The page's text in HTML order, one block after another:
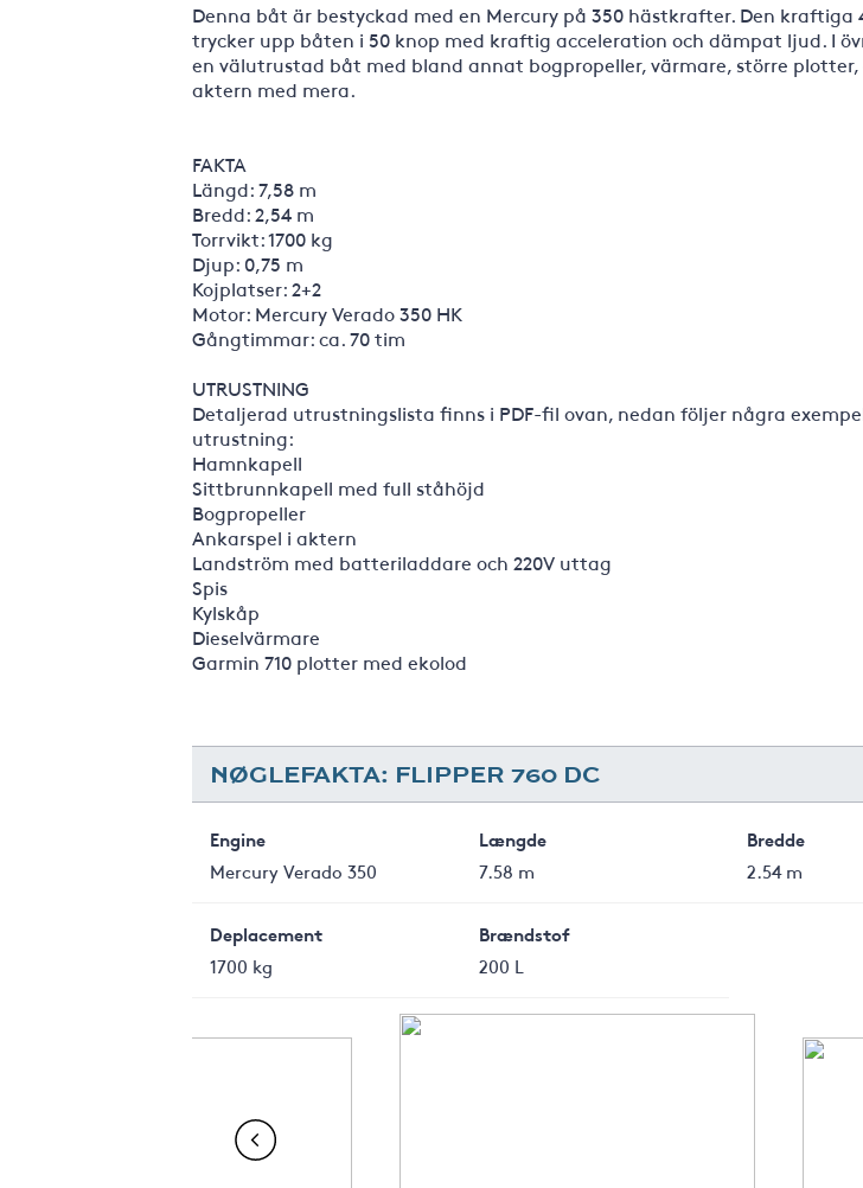
Denna båt är bestyckad med en Mercury på 350 hästkrafter. Den
trycker upp båten i 50 knop med kraftig acceleration och dämpat ljud. I
en välutrustad båt med bland annat bogpropeller, värmare, större plotter,
aktern med mera.
FAKTA
Längd: 7,58 m
Bredd: 2,54 m
Torrvikt: 1700 kg
Djup: 0,75 m
Kojplatser: 2+2
Motor: Mercury Verado 350 HK
Gångtimmar: ca. 70 tim
UTRUSTNING
Detaljerad utrustningslista finns i PDF-fil ovan, nedan följer några
utrustning:
Hamnkapell
Sittbrunnkapell med full ståhöjd
Bogpropeller
Ankarspel i aktern
Landström med batteriladdare och 220V uttag
Spis
Kylskåp
Dieselvärmare
Garmin 710 plotter med ekolod
NØGLEFAKTA: FLIPPER 760 DC
Engine
Mercury Verado 350
Længde
7.58 m
Bredde
2.54 m
Deplacement
1700 kg
Brændstof
200 L